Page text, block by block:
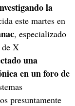
la
este martes en
, especializado
de X
una
en un foro de
presuntamente